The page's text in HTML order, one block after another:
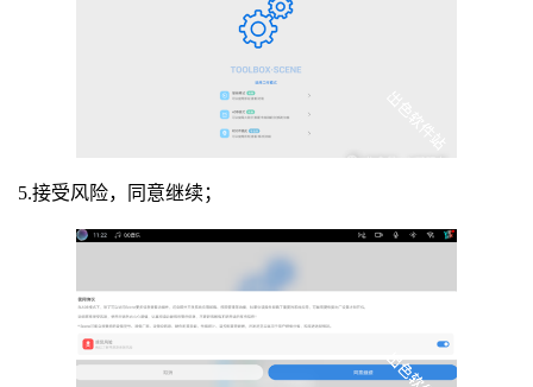
5.接受风险，同意继续；